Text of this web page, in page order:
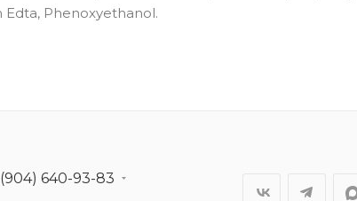
Phenoxyethanol.
640-93-83